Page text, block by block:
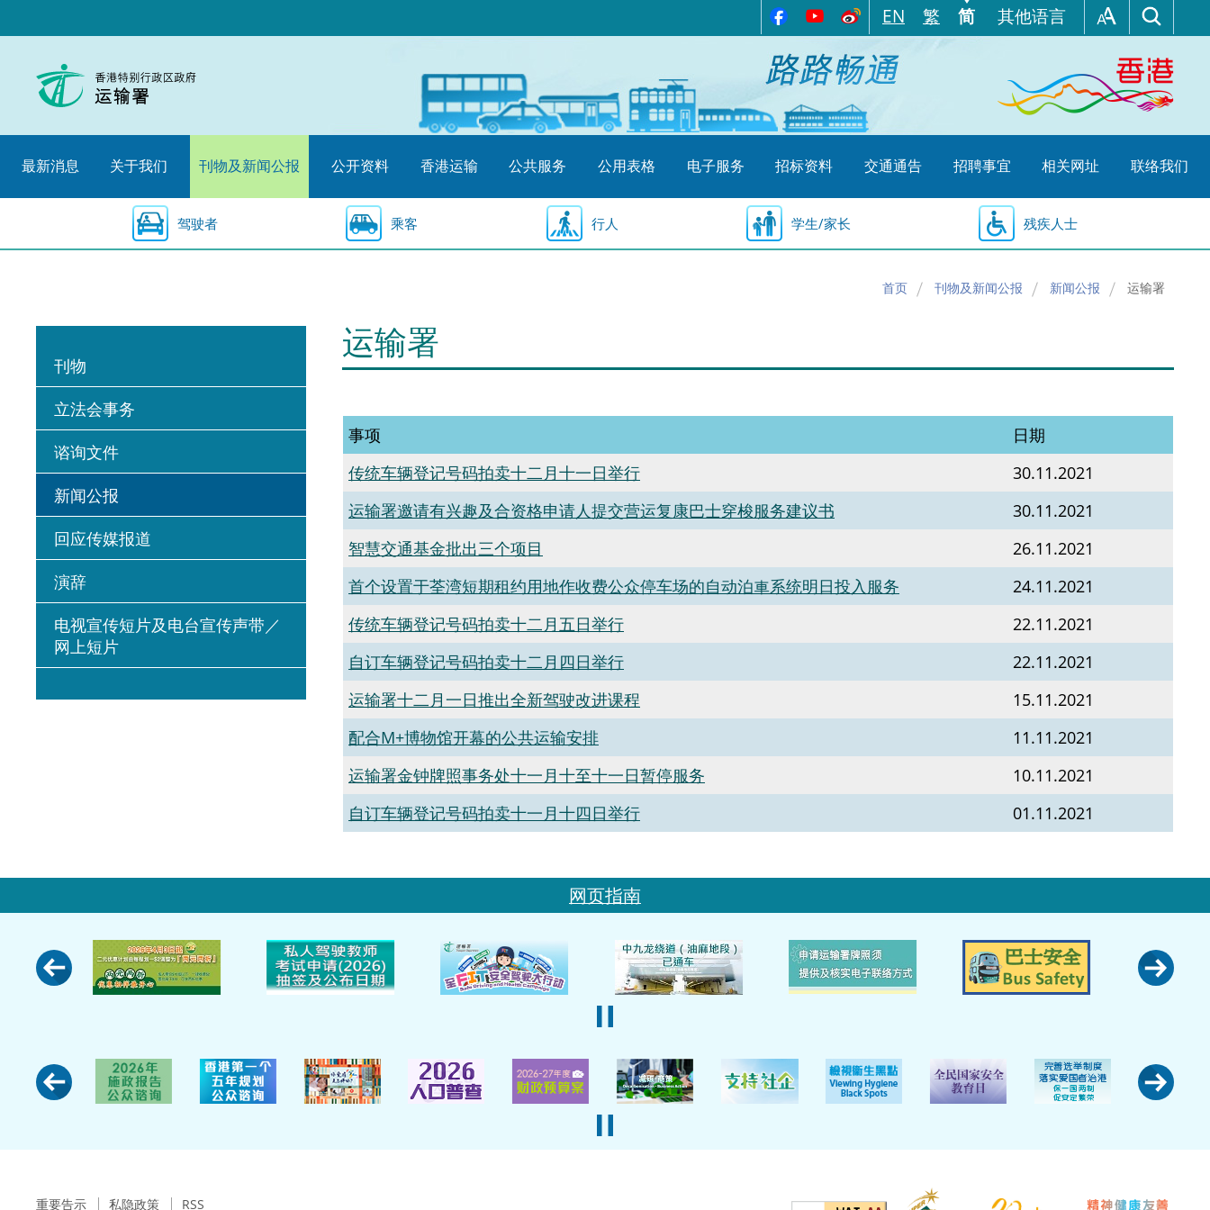
至
始
EN 繁 简 其他语言
最新消息 关于我们 刊物及新闻公报 公开资料 香港运输 公共服务 公用表格 电子服务 招标资料 交通通告 招聘事宜 相关网址 联络我们
驾驶者 乘客 行人 学生/家长 残疾人士
首页 刊物及新闻公报 新闻公报 运输署
刊物
立法会事务
谘询文件
新闻公报
回应传媒报道
演辞
电视宣传短片及电台宣传声带／
网上短片
运输署
事项
日期
传统车辆登记号码拍卖十二月十一日举行
30.11.2021
​运输署邀请有兴趣及合资格申请人提交营运复康巴士穿梭服务建议书
30.11.2021
智慧交通基金批出三个项目
26.11.2021
首个设置于荃湾短期租约用地作收费公众停车场的自动泊車系统明日投入服务
24.11.2021
传统车辆登记号码拍卖十二月五日举行
22.11.2021
自订车辆登记号码拍卖十二月四日举行
22.11.2021
​运输署十二月一日推出全新驾驶改进课程
15.11.2021
配合M+博物馆开幕的公共运输安排
11.11.2021
​运输署金钟牌照事务处十一月十至十一日暂停服务
10.11.2021
自订车辆登记号码拍卖十一月十四日举行
01.11.2021
网页指南
重要告示 私隐政策 RSS